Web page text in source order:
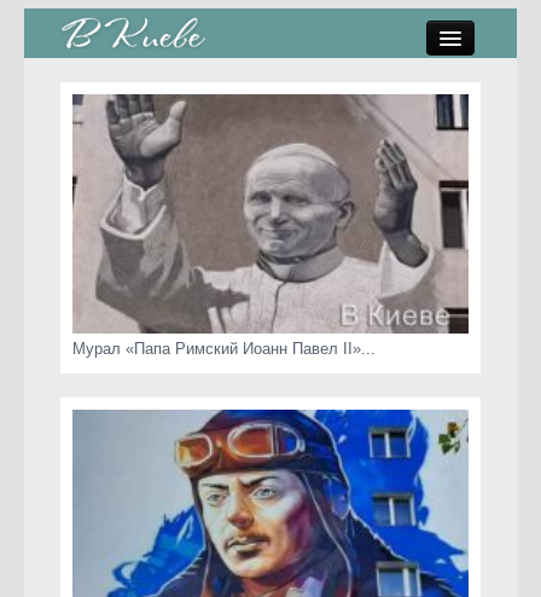
стрит-арт
коты Киева
скамейки
часы Киева
Мурал «Папа Римский Иоанн Павел II»...